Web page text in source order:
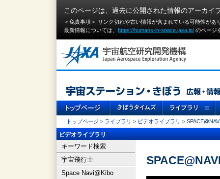
このページは、過去に公開された情報のアーカイ
＜免責事項＞ リンク切れや古い情報が含まれている可能性が
最新情報については、 https://humans-in-space.jaxa.jp/ のページ
トップページ > ライブラリ > ビデオライブラリ >
ビデオライブラリ
キーワード検索
宇宙飛行士
Space Navi@Kibo